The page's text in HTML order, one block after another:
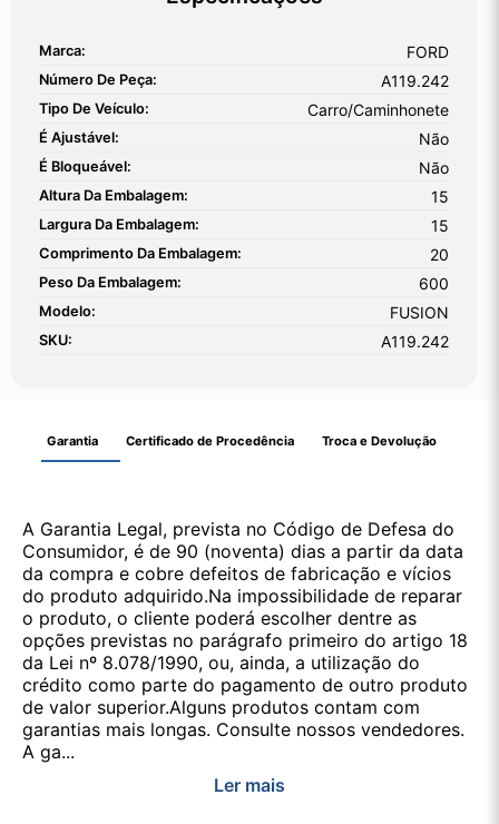
Marca: FORD
Número De Peça: A119.242
Tipo De Veículo: Carro/Caminhonete
É Ajustável: Não
É Bloqueável: Não
Altura Da Embalagem: 15
Largura Da Embalagem: 15
Comprimento Da Embalagem: 20
Peso Da Embalagem: 600
Modelo: FUSION
SKU: A119.242
Garantia Certificado de Procedência Troca e Devolução
A Garantia Legal, prevista no Código de Defesa do
Consumidor, é de 90 (noventa) dias a partir da data
da compra e cobre defeitos de fabricação e vícios
do produto adquirido.Na impossibilidade de reparar
o produto, o cliente poderá escolher dentre as
opções previstas no parágrafo primeiro do artigo 18
da Lei nº 8.078/1990, ou, ainda, a utilização do
crédito como parte do pagamento de outro produto
de valor superior.Alguns produtos contam com
garantias mais longas. Consulte nossos vendedores.
A ga...
Ler mais